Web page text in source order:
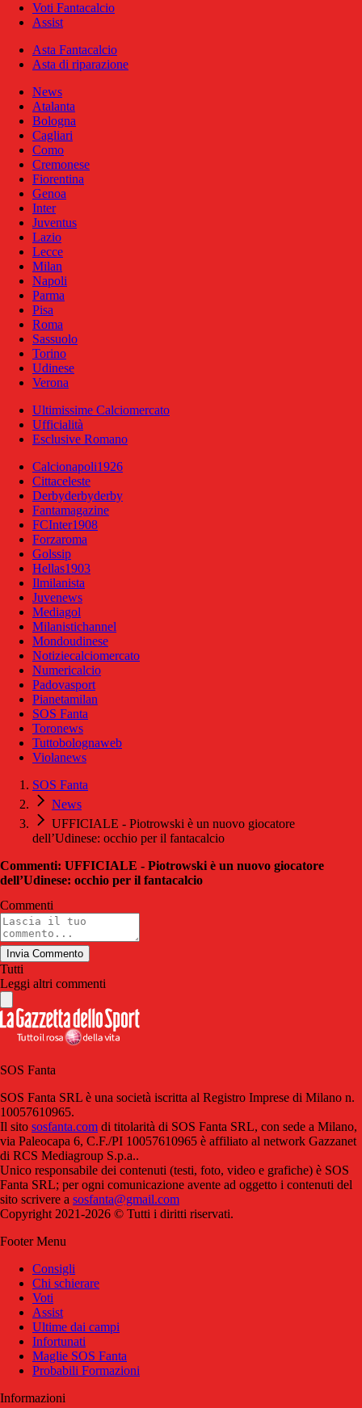
Voti Fantacalcio
Assist
Asta Fantacalcio
Asta di riparazione
News
Atalanta
Bologna
Cagliari
Como
Cremonese
Fiorentina
Genoa
Inter
Juventus
Lazio
Lecce
Milan
Napoli
Parma
Pisa
Roma
Sassuolo
Torino
Udinese
Verona
Ultimissime Calciomercato
Ufficialità
Esclusive Romano
Calcionapoli1926
Cittaceleste
Derbyderbyderby
Fantamagazine
FCInter1908
Forzaroma
Golssip
Hellas1903
Ilmilanista
Juvenews
Mediagol
Milanistichannel
Mondoudinese
Notiziecalciomercato
Numericalcio
Padovasport
Pianetamilan
SOS Fanta
Toronews
Tuttobolognaweb
Violanews
SOS Fanta
News
UFFICIALE - Piotrowski è un nuovo giocatore
dell’Udinese: occhio per il fantacalcio
Commenti: UFFICIALE - Piotrowski è un nuovo giocatore
dell’Udinese: occhio per il fantacalcio
Commenti
Invia Commento
Tutti
Leggi altri commenti
SOS Fanta
SOS Fanta SRL è una società iscritta al Registro Imprese di Milano n.
10057610965.
Il sito sosfanta.com di titolarità di SOS Fanta SRL, con sede a Milano,
via Paleocapa 6, C.F./PI 10057610965 è affiliato al network Gazzanet
di RCS Mediagroup S.p.a..
Unico responsabile dei contenuti (testi, foto, video e grafiche) è SOS
Fanta SRL; per ogni comunicazione avente ad oggetto i contenuti del
sito scrivere a sosfanta@gmail.com
Copyright 2021-2026 © Tutti i diritti riservati.
Footer Menu
Consigli
Chi schierare
Voti
Assist
Ultime dai campi
Infortunati
Maglie SOS Fanta
Probabili Formazioni
Informazioni